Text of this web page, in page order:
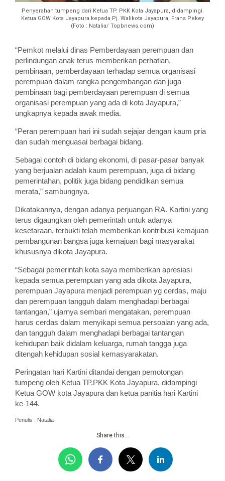
Penyerahan tumpeng dari Ketua TP. PKK Kota Jayapura, didampingi.
Ketua GOW Kota Jayapura kepada Pj. Walikota Jayapura, Frans Pekey
(Foto : Natalia/ Topbnews.com)
“Pemkot melalui dinas Pemberdayaan perempuan dan
perlindungan anak terus memberikan perhatian,
pembinaan, pemberdayaan terhadap semua organisasi
perempuan dalam rangka pengembangan dan juga
pembinaan bagi pemberdayaan perempuan di semua
organisasi perempuan yang ada di kota Jayapura,”
ungkapnya kepada awak media.
“Peran perempuan hari ini sudah sejajar dengan kaum pria
dan sudah menguasai berbagai bidang.
Sebagai contoh di bidang ekonomi, di pasar-pasar banyak
yang berjualan adalah kaum perempuan, juga di bidang
pemerintahan, politik juga bidang pendidikan semua
merata,” sambungnya.
Dikatakannya, dengan adanya perjuangan RA. Kartini yang
terus digaungkan oleh pemerintah untuk adanya
kesetaraan, terbukti telah memberikan kontribusi kemajuan
pembangunan bangsa juga kemajuan bagi masyarakat
khususnya dikota Jayapura.
“Sebagai pemerintah kota saya memberikan apresiasi
kepada semua perempuan yang ada dikota Jayapura,
perempuan Jayapura menjadi perempuan yg cerdas, maju
dan perempuan tangguh dalam menghadapi berbagai
tantangan,” ujarnya sembari mengatakan, perempuan
harus cerdas dalam menyikapi semua persoalan yang ada,
dan tangguh dalam menghadapi berbagai tantangan
kehidupan baik didalam keluarga, rumah tangga juga
ditengah kehidupan sosial kemasyarakatan.
Peringatan hari Kartini ditandai dengan pemotongan
tumpeng oleh Ketua TP.PKK Kota Jayapura, didampingi
Ketua GOW kota Jayapura dan ketua panitia hari Kartini
ke-144.
Penulis : Natalia
Share this...